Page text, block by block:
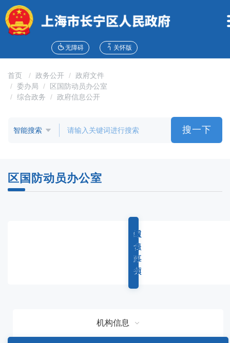
障
碍
说
无障碍 关怀版
首页 政务公开
政府文件
委办局
区国防动员办公室
综合政务
政府信息公开
搜一下
区国防动员办公室
综
合
政
务
重
点
工
作
权
力
事
项
服
务
事
项
机构信息